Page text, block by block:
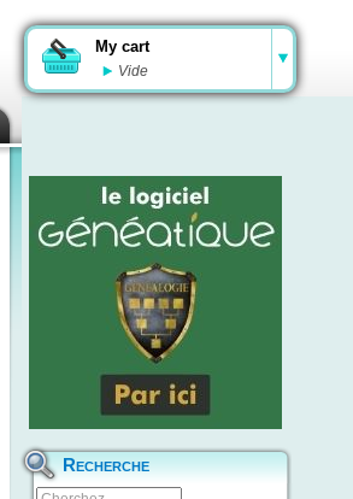
My cart
Vide
Recherche